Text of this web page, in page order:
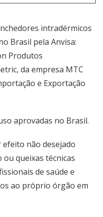
intradérmicos
Brasil pela Anvisa:
Produtos
da empresa MTC
e Exportação
aprovadas no Brasil.
não desejado
queixas técnicas
de saúde e
ao próprio órgão em